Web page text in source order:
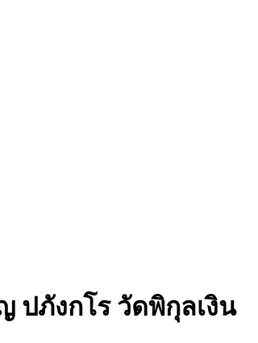
ปภังกโร วัดพิกุลเงิน